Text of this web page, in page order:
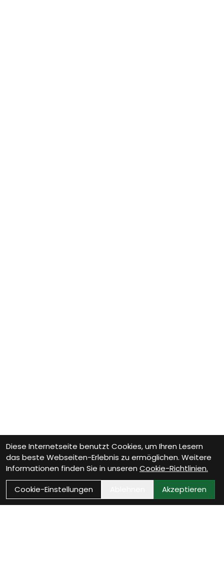
Diese Internetseite benutzt Cookies, um Ihren Lesern
das beste Webseiten-Erlebnis zu ermöglichen. Weitere
Informationen finden Sie in unseren Cookie-Richtlinien.
Cookie-Einstellungen
Akzeptieren